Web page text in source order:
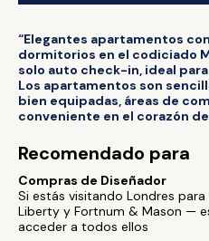
“Elegantes apartamentos
dormitorios en el codiciado
solo auto check-in, ideal
Los apartamentos son
bien equipadas, áreas de
conveniente en el corazón
Recomendado para
Compras de Diseñador
Si estás visitando Londres
Liberty y Fortnum & Mason —
acceder a todos ellos